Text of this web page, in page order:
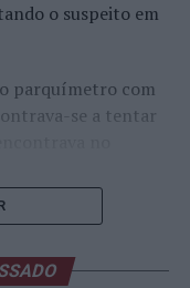
o suspeito em
parquímetro com
se a tentar
colocada ao
desejar